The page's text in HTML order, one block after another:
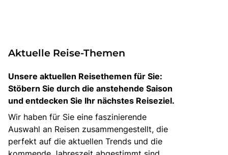
Aktuelle Reise-Themen
Unsere aktuellen Reisethemen für Sie:
Stöbern Sie durch die anstehende Saison
und entdecken Sie Ihr nächstes Reiseziel.
Wir haben für Sie eine faszinierende
Auswahl an Reisen zusammengestellt, die
perfekt auf die aktuellen Trends und die